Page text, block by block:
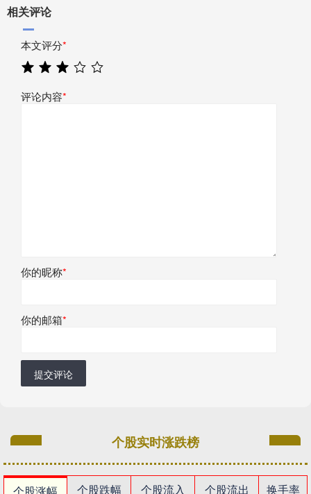
相关评论
本文评分*
评论内容*
你的昵称*
你的邮箱*
提交评论
个股实时涨跌榜
个股跌幅 个股流入 个股流出
换手率